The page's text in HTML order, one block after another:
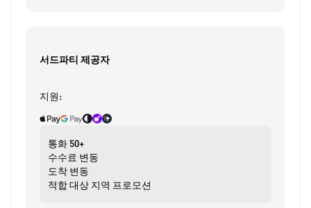
서드파티 제공자
지원:
통화 50+
수수료 변동
도착 변동
적합 대상 지역 프로모션